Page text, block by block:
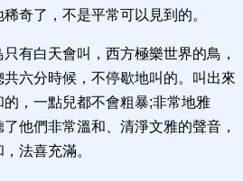
奇了，不是平常可以見到的。
有白天會叫，西方極樂世界的鳥，
六分時候，不停歇地叫的。叫出來
，一點兒都不會粗暴;非常地雅
他們非常溫和、清淨文雅的聲音，
法喜充滿。